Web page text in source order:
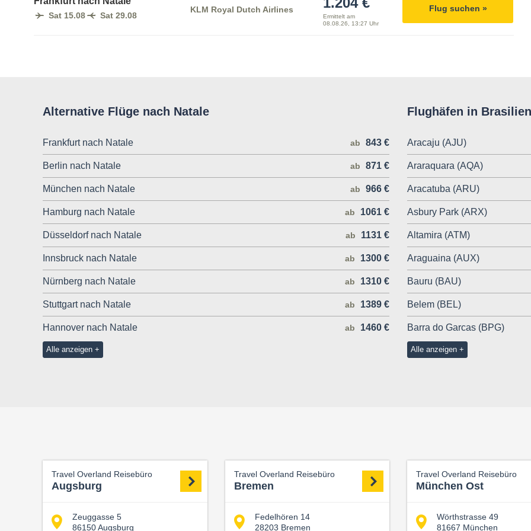
Sat 15.08 Sat 29.08
KLM Royal Dutch Airlines
Ermittelt am
08.08.26, 13:27 Uhr
Flug suchen »
Alternative Flüge nach Natale
Frankfurt nach Natale ab 843 €
Berlin nach Natale ab 871 €
München nach Natale ab 966 €
Hamburg nach Natale ab 1061 €
Düsseldorf nach Natale ab 1131 €
Innsbruck nach Natale ab 1300 €
Nürnberg nach Natale ab 1310 €
Stuttgart nach Natale ab 1389 €
Hannover nach Natale ab 1460 €
Alle anzeigen
Flughäfen in Brasilien
Aracaju (AJU)
Araraquara (AQA)
Aracatuba (ARU)
Asbury Park (ARX)
Altamira (ATM)
Araguaina (AUX)
Bauru (BAU)
Belem (BEL)
Barra do Garcas (BPG)
Alle anzeigen
Travel Overland Reisebüro
Augsburg
Zeuggasse 5
86150 Augsburg
Travel Overland Reisebüro
Bremen
Fedelhören 14
28203 Bremen
Travel Overland Reisebüro
München Ost
Wörthstrasse 49
81667 München